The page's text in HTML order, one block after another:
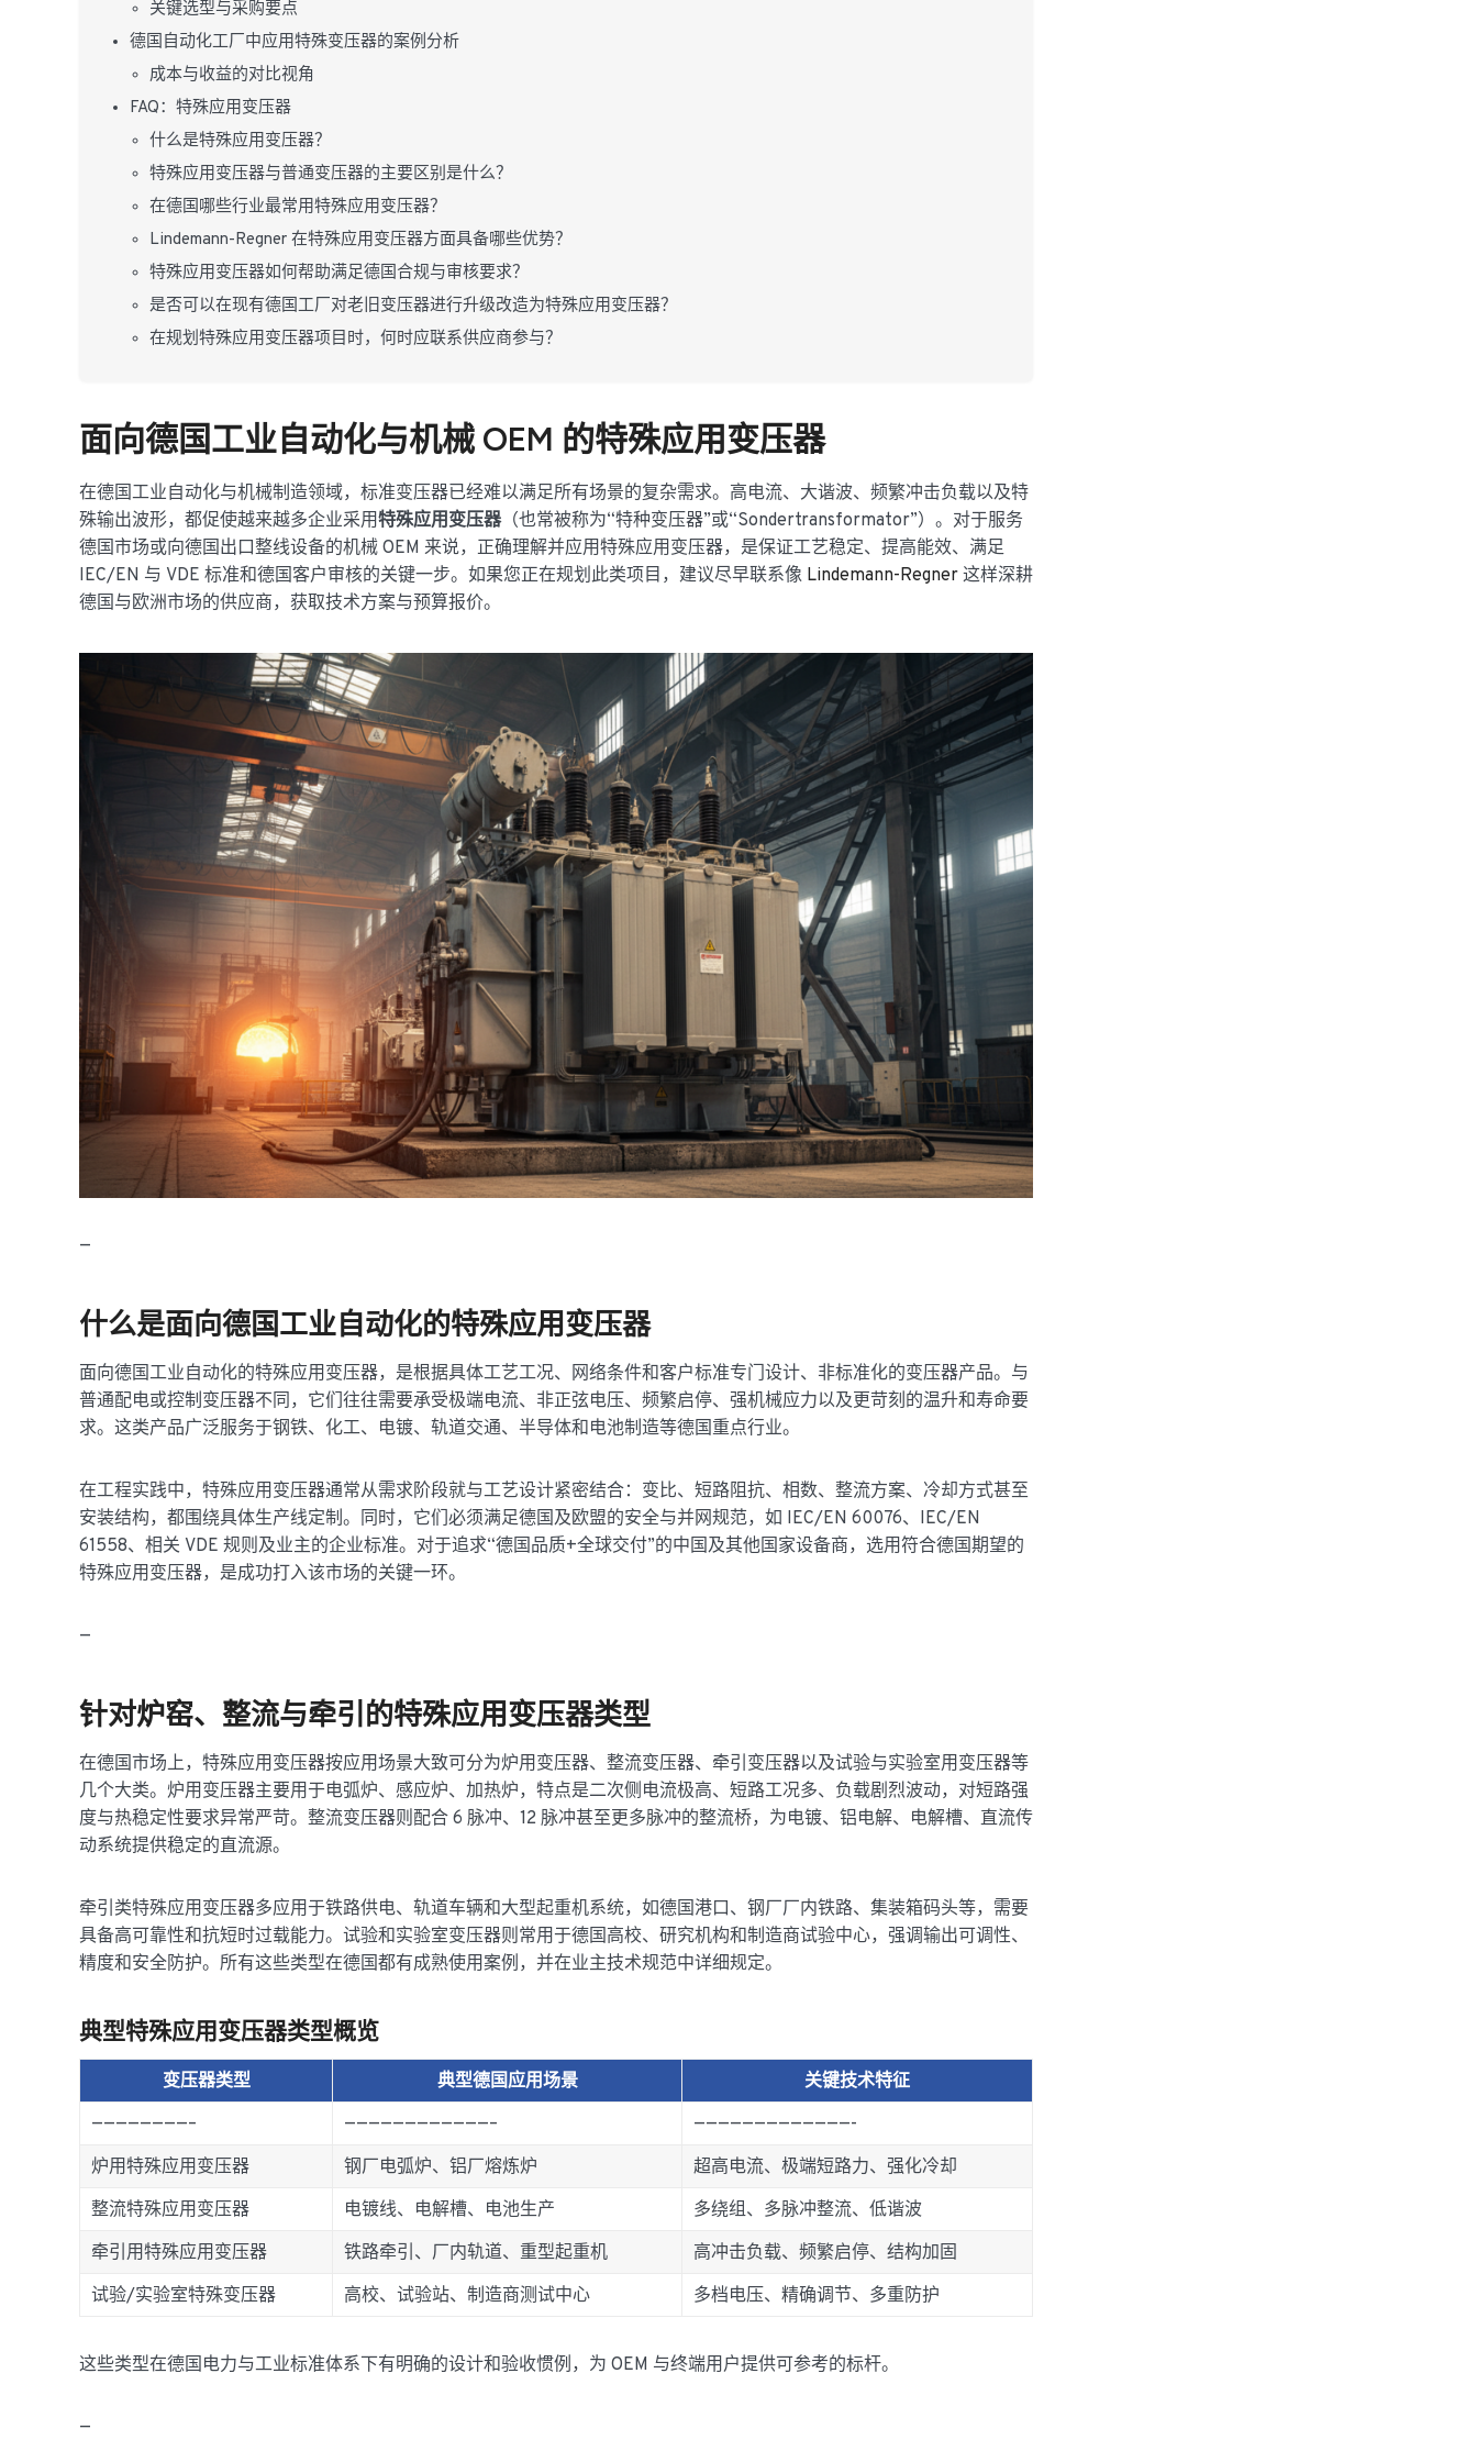
关键选型与采购要点
德国自动化工厂中应用特殊变压器的案例分析
成本与收益的对比视角
FAQ：特殊应用变压器
什么是特殊应用变压器？
特殊应用变压器与普通变压器的主要区别是什么？
在德国哪些行业最常用特殊应用变压器？
Lindemann-Regner 在特殊应用变压器方面具备哪些优势？
特殊应用变压器如何帮助满足德国合规与审核要求？
是否可以在现有德国工厂对老旧变压器进行升级改造为特殊应用变压器？
在规划特殊应用变压器项目时，何时应联系供应商参与？
面向德国工业自动化与机械 OEM 的特殊应用变压器
在德国工业自动化与机械制造领域，标准变压器已经难以满足所有场景的复杂需求。高电流、大谐波、频繁冲击负载以及特
殊输出波形，都促使越来越多企业采用特殊应用变压器（也常被称为“特种变压器”或“Sondertransformator”）。对于服务
德国市场或向德国出口整线设备的机械 OEM 来说，正确理解并应用特殊应用变压器，是保证工艺稳定、提高能效、满足
IEC/EN 与 VDE 标准和德国客户审核的关键一步。如果您正在规划此类项目，建议尽早联系像 Lindemann-Regner 这样深耕
德国与欧洲市场的供应商，获取技术方案与预算报价。
—
什么是面向德国工业自动化的特殊应用变压器
面向德国工业自动化的特殊应用变压器，是根据具体工艺工况、网络条件和客户标准专门设计、非标准化的变压器产品。与
普通配电或控制变压器不同，它们往往需要承受极端电流、非正弦电压、频繁启停、强机械应力以及更苛刻的温升和寿命要
求。这类产品广泛服务于钢铁、化工、电镀、轨道交通、半导体和电池制造等德国重点行业。
在工程实践中，特殊应用变压器通常从需求阶段就与工艺设计紧密结合：变比、短路阻抗、相数、整流方案、冷却方式甚至
安装结构，都围绕具体生产线定制。同时，它们必须满足德国及欧盟的安全与并网规范，如 IEC/EN 60076、IEC/EN
61558、相关 VDE 规则及业主的企业标准。对于追求“德国品质+全球交付”的中国及其他国家设备商，选用符合德国期望的
特殊应用变压器，是成功打入该市场的关键一环。
—
针对炉窑、整流与牵引的特殊应用变压器类型
在德国市场上，特殊应用变压器按应用场景大致可分为炉用变压器、整流变压器、牵引变压器以及试验与实验室用变压器等
几个大类。炉用变压器主要用于电弧炉、感应炉、加热炉，特点是二次侧电流极高、短路工况多、负载剧烈波动，对短路强
度与热稳定性要求异常严苛。整流变压器则配合 6 脉冲、12 脉冲甚至更多脉冲的整流桥，为电镀、铝电解、电解槽、直流传
动系统提供稳定的直流源。
牵引类特殊应用变压器多应用于铁路供电、轨道车辆和大型起重机系统，如德国港口、钢厂厂内铁路、集装箱码头等，需要
具备高可靠性和抗短时过载能力。试验和实验室变压器则常用于德国高校、研究机构和制造商试验中心，强调输出可调性、
精度和安全防护。所有这些类型在德国都有成熟使用案例，并在业主技术规范中详细规定。
典型特殊应用变压器类型概览
变压器类型 典型德国应用场景
关键技术特征
————————–
————————————–
—————————————-
炉用特殊应用变压器
钢厂电弧炉、铝厂熔炼炉
超高电流、极端短路力、强化冷却
整流特殊应用变压器
电镀线、电解槽、电池生产
多绕组、多脉冲整流、低谐波
牵引用特殊应用变压器
铁路牵引、厂内轨道、重型起重机
高冲击负载、频繁启停、结构加固
试验/实验室特殊变压器
高校、试验站、制造商测试中心 多档电压、精确调节、多重防护
这些类型在德国电力与工业标准体系下有明确的设计和验收惯例，为 OEM 与终端用户提供可参考的标杆。
—